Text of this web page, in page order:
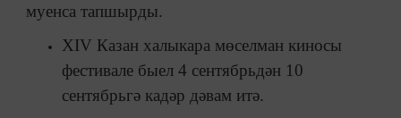
муенса тапшырды.
XIV Казан халыкара мөселман киносы
фестивале быел 4 сентябрьдән 10
сентябрьгә кадәр дәвам итә.